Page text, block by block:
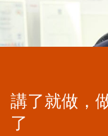
講了就做，
了